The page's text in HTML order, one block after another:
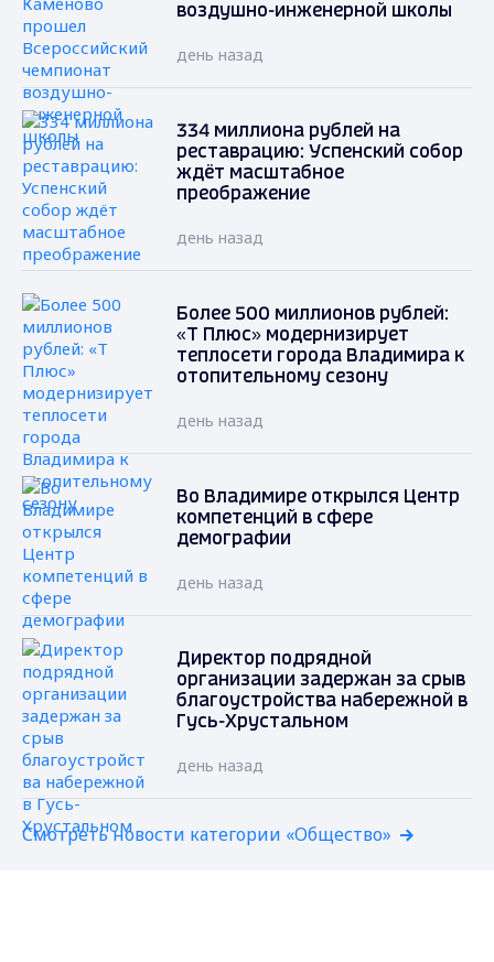
воздушно-инженерной школы
день назад
334 миллиона рублей на
реставрацию: Успенский собор
ждёт масштабное
преображение
день назад
Более 500 миллионов рублей:
«Т Плюс» модернизирует
теплосети города Владимира к
отопительному сезону
день назад
Во Владимире открылся Центр
компетенций в сфере
демографии
день назад
Директор подрядной
организации задержан за срыв
благоустройства набережной в
Гусь-Хрустальном
день назад
Смотреть новости категории «Общество»